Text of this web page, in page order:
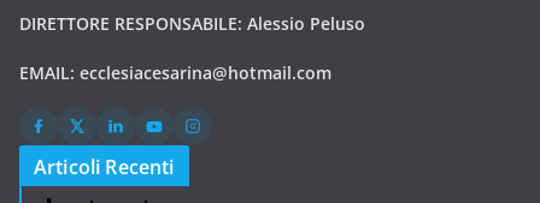
DIRETTORE RESPONSABILE: Alessio Peluso
EMAIL: ecclesiacesarina@hotmail.com
Articoli Recenti